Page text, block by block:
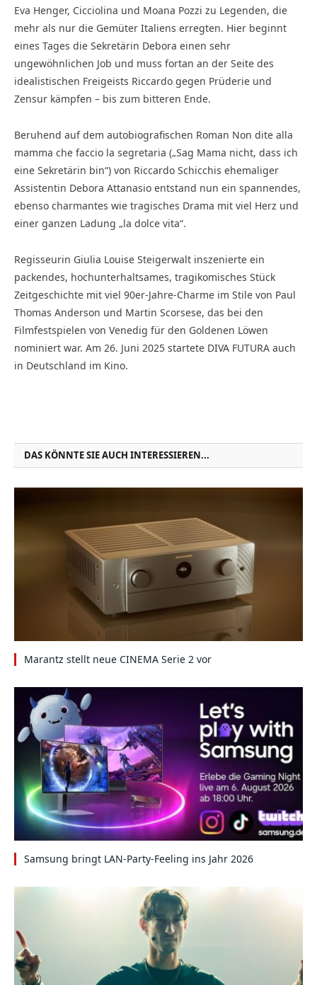
Eva Henger, Cicciolina und Moana Pozzi zu Legenden, die
mehr als nur die Gemüter Italiens erregten. Hier beginnt
eines Tages die Sekretärin Debora einen sehr
ungewöhnlichen Job und muss fortan an der Seite des
idealistischen Freigeists Riccardo gegen Prüderie und
Zensur kämpfen – bis zum bitteren Ende.
Beruhend auf dem autobiografischen Roman Non dite alla
mamma che faccio la segretaria („Sag Mama nicht, dass ich
eine Sekretärin bin“) von Riccardo Schicchis ehemaliger
Assistentin Debora Attanasio entstand nun ein spannendes,
ebenso charmantes wie tragisches Drama mit viel Herz und
einer ganzen Ladung „la dolce vita“.
Regisseurin Giulia Louise Steigerwalt inszenierte ein
packendes, hochunterhaltsames, tragikomisches Stück
Zeitgeschichte mit viel 90er-Jahre-Charme im Stile von Paul
Thomas Anderson und Martin Scorsese, das bei den
Filmfestspielen von Venedig für den Goldenen Löwen
nominiert war. Am 26. Juni 2025 startete DIVA FUTURA auch
in Deutschland im Kino.
DAS KÖNNTE SIE AUCH INTERESSIEREN...
Marantz stellt neue CINEMA Serie 2 vor
Samsung bringt LAN-Party-Feeling ins Jahr 2026